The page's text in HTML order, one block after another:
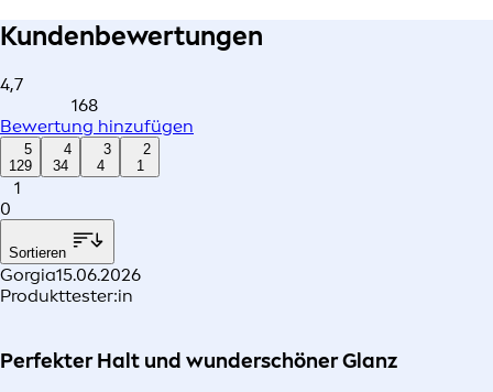
Kundenbewertungen
4,7
168
Bewertung hinzufügen
5
129
4
34
3
4
2
1
1
0
Sortieren
Gorgia15.06.2026
Produkttester:in
Perfekter Halt und wunderschöner Glanz